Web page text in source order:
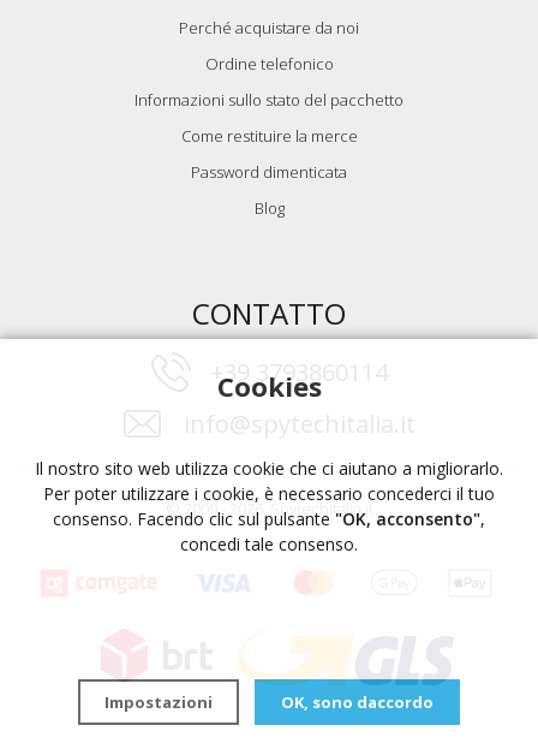
Perché acquistare da noi
Ordine telefonico
Informazioni sullo stato del pacchetto
Come restituire la merce
Password dimenticata
Blog
CONTATTO
+39 3793860114
© 2009 - 2026, Spytechitalia.it
Cookies
Il nostro sito web utilizza cookie che ci aiutano a migliorarlo.
Per poter utilizzare i cookie, è necessario concederci il tuo
consenso. Facendo clic sul pulsante "OK, acconsento",
concedi tale consenso.
Impostazioni OK, sono daccordo